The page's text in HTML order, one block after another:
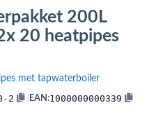
200L
20 heatpipes
met tapwaterboiler
2 EAN:1000000000339